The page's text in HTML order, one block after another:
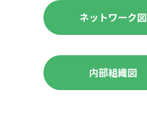
ネットワーク図
内部組織図